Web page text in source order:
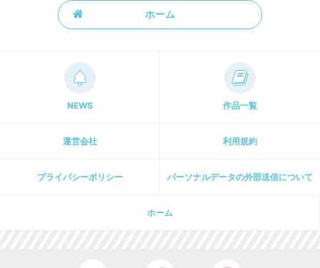
ホーム
NEWS 作品一覧
運営会社 利用規約
プライパシーポリシー パーソナルデータの外部送信について
ホーム